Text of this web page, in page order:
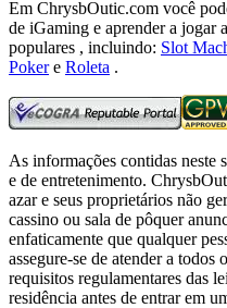
Em ChrysbOutic.com você
de iGaming e aprender a jogar
populares , incluindo: Slot
Pokere Roleta .
As informações contidas neste
e de entretenimento.
azar e seus proprietários não
cassino ou sala de pôquer
enfaticamente que qualquer
assegure-se de atender a todos
requisitos regulamentares das
residência antes de entrar em